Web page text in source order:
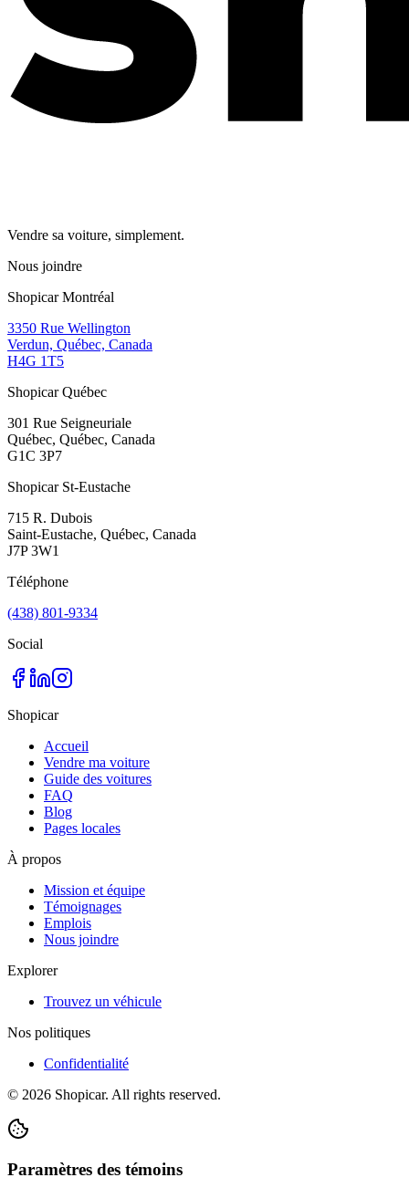
Vendre sa voiture, simplement.
Nous joindre
Shopicar Montréal
3350 Rue Wellington
Verdun, Québec, Canada
H4G 1T5
Shopicar Québec
301 Rue Seigneuriale
Québec, Québec, Canada
G1C 3P7
Shopicar St-Eustache
715 R. Dubois
Saint-Eustache, Québec, Canada
J7P 3W1
Téléphone
(438) 801-9334
Social
Shopicar
Accueil
Vendre ma voiture
Guide des voitures
FAQ
Blog
Pages locales
À propos
Mission et équipe
Témoignages
Emplois
Nous joindre
Explorer
Trouvez un véhicule
Nos politiques
Confidentialité
© 2026 Shopicar. All rights reserved.
Paramètres des témoins